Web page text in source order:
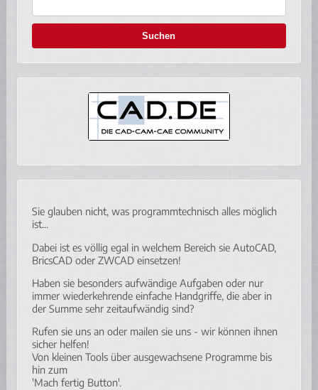
Sie glauben nicht, was programmtechnisch alles möglich
ist...
Dabei ist es völlig egal in welchem Bereich sie AutoCAD,
BricsCAD oder ZWCAD einsetzen!
Haben sie besonders aufwändige Aufgaben oder nur
immer wiederkehrende einfache Handgriffe, die aber in
der Summe sehr zeitaufwändig sind?
Rufen sie uns an oder mailen sie uns - wir können ihnen
sicher helfen!
Von kleinen Tools über ausgewachsene Programme bis
hin zum
'Mach fertig Button'.